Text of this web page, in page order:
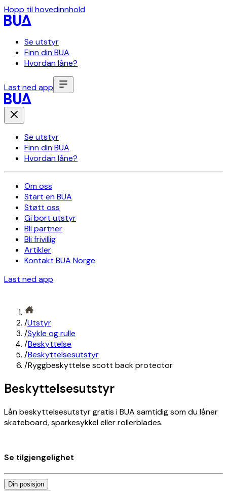
Hopp til hovedinnhold
Se utstyr
Finn din BUA
Hvordan låne?
Last ned app
Se utstyr
Finn din BUA
Hvordan låne?
Om oss
Start en BUA
Støtt oss
Gi bort utstyr
Bli partner
Bli frivillig
Artikler
Kontakt BUA Norge
Last ned app
/Utstyr
/Sykle og rulle
/Beskyttelse
/Beskyttelsesutstyr
/Ryggbeskyttelse scott back protector
Beskyttelsesutstyr
Lån beskyttelsesutstyr gratis i BUA samtidig som du låner
skateboard, sparkesykkel eller rollerblades.
Se tilgjengelighet
Din posisjon